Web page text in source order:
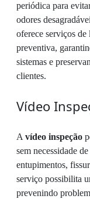
periódica para
odores
oferece serviços de
preventiva,
sistemas e
clientes.
Vídeo
A vídeo inspeção
sem necessidade
entupimentos,
serviço possibilita
prevenindo